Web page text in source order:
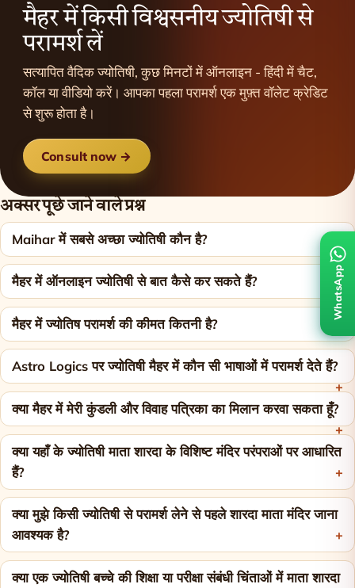
मैहर में किसी विश्वसनीय ज्योतिषी से
परामर्श लें
सत्यापित वैदिक ज्योतिषी, कुछ मिनटों में ऑनलाइन - हिंदी में चैट,
कॉल या वीडियो करें। आपका पहला परामर्श एक मुफ़्त वॉलेट क्रेडिट
से शुरू होता है।
Consult now →
अक्सर पूछे जाने वाले प्रश्न
Maihar में सबसे अच्छा ज्योतिषी कौन है?
मैहर में ऑनलाइन ज्योतिषी से बात कैसे कर सकते हैं?
मैहर में ज्योतिष परामर्श की कीमत कितनी है?
Astro Logics पर ज्योतिषी मैहर में कौन सी भाषाओं में परामर्श देते हैं?
क्या मैहर में मेरी कुंडली और विवाह पत्रिका का मिलान करवा सकता हूँ?
क्या यहाँ के ज्योतिषी माता शारदा के विशिष्ट मंदिर परंपराओं पर आधारित
हैं?
क्या मुझे किसी ज्योतिषी से परामर्श लेने से पहले शारदा माता मंदिर जाना
आवश्यक है?
क्या एक ज्योतिषी बच्चे की शिक्षा या परीक्षा संबंधी चिंताओं में माता शारदा
WhatsApp